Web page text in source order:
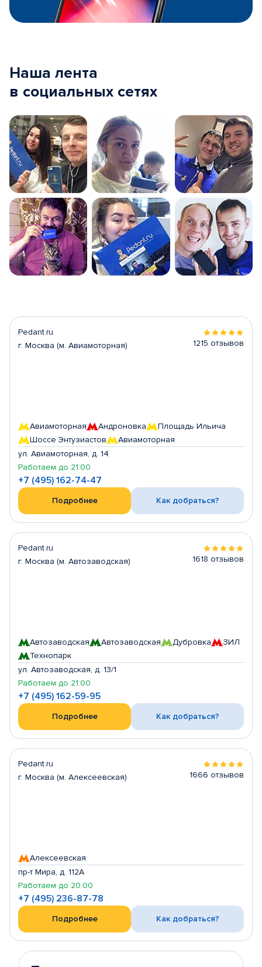
Наша лента
в социальных сетях
Pedant.ru
г. Москва (м. Авиамоторная)
1215 отзывов
Авиамоторная Андроновка
Площадь Ильича
Шоссе Энтузиастов
Авиамоторная
ул. Авиамоторная, д. 14
Работаем до 21:00
+7 (495) 162-74-47
Подробнее Как добраться?
Pedant.ru
г. Москва (м. Автозаводская)
1618 отзывов
Автозаводская Автозаводская Дубровка
ЗИЛ
Технопарк
ул. Автозаводская, д. 13/1
Работаем до 21:00
+7 (495) 162-59-95
Подробнее Как добраться?
Pedant.ru
г. Москва (м. Алексеевская)
1666 отзывов
Алексеевская
пр-т Мира, д. 112А
Работаем до 20:00
+7 (495) 236-87-78
Подробнее Как добраться?